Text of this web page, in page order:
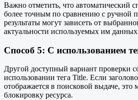
Важно отметить, что автоматический
более точным по сравнению с ручной
результаты могут зависеть от
актуальности используемых им
Способ 5: С использованием
Другой доступный вариант проверки
использовании тега Title. Если
отображается в поисковой выдаче, это
блокировку ресурса.